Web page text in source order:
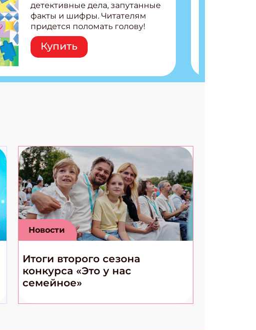
детективные дела, запутанные
факты и шифры. Читателям
придется поломать голову!
Внутри: Шифры и
расшифровки Плетем
запутанные поделки
Ищем коды 3 комикса
Купить
Новости
Итоги второго сезона
конкурса «Это у нас
семейное»